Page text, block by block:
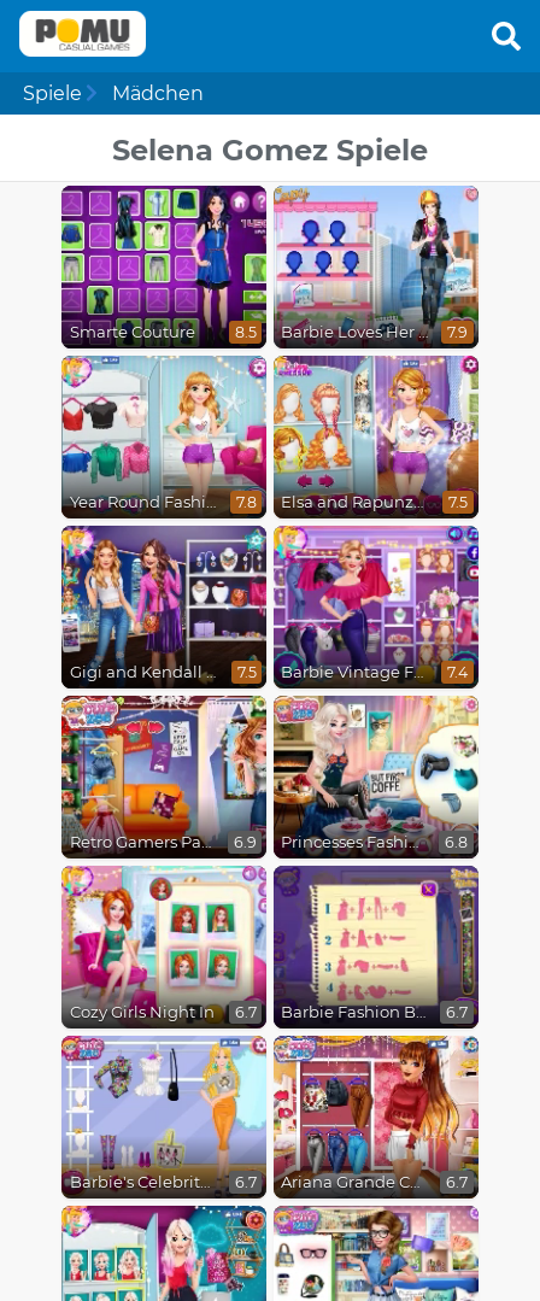
Spiele Mädchen
Selena Gomez Spiele
Smarte Couture 8.5 Barbie Loves Her Job 7.9
Year Round Fashionista Rapunzel 7.8 Elsa and Rapunzel Princess Rivalry 7.5
Gigi and Kendall BFFS 7.5 Barbie Vintage Fair 7.4
Retro Gamers Party 6.9 Princesses Fashion Over Coffee 6.8
Cozy Girls Night In 6.7 Barbie Fashion Blogger 6.7
Barbie's Celebrity Crush 6.7 Ariana Grande Colors Of The Year 6.7